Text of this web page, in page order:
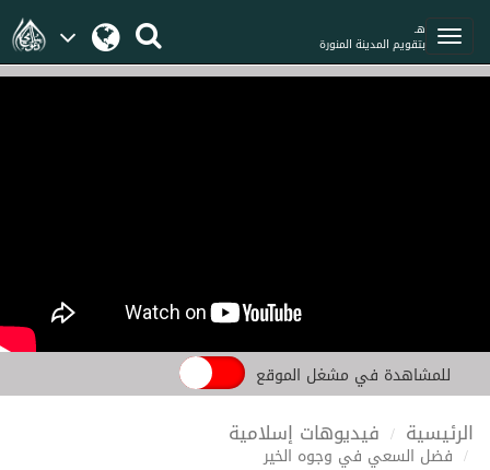
هـ
بتقويم المدينة المنورة
للمشاهدة في مشغل الموقع
الرئيسية فيديوهات إسلامية
فضل السعي في وجوه الخير